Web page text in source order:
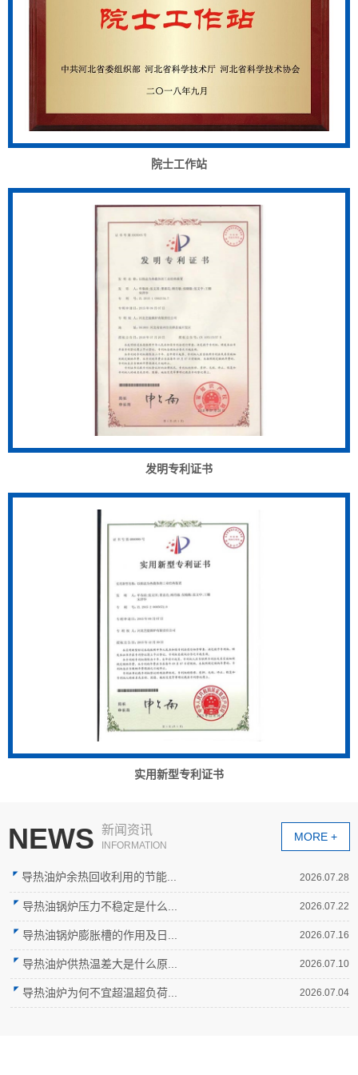
院士工作站
发明专利证书
实用新型专利证书
NEWS 新闻资讯
INFORMATION
MORE +
导热油炉余热回收利用的节能... 2026.07.28
导热油锅炉压力不稳定是什么... 2026.07.22
导热油锅炉膨胀槽的作用及日... 2026.07.16
导热油炉供热温差大是什么原... 2026.07.10
导热油炉为何不宜超温超负荷... 2026.07.04